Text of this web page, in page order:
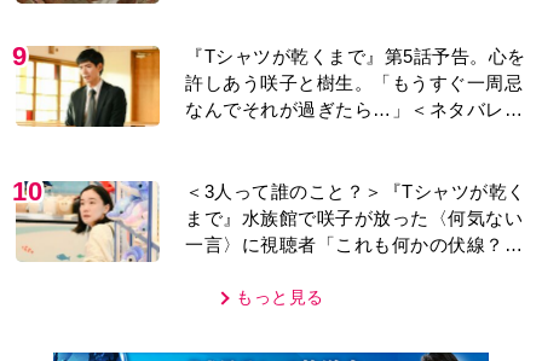
9
『Tシャツが乾くまで』第5話予告。心を
許しあう咲子と樹生。「もうすぐ一周忌
なんでそれが過ぎたら…」＜ネタバレあ
10
＜3人って誰のこと？＞『Tシャツが乾く
まで』水族館で咲子が放った〈何気ない
一言〉に視聴者「これも何かの伏線？」
もっと見る